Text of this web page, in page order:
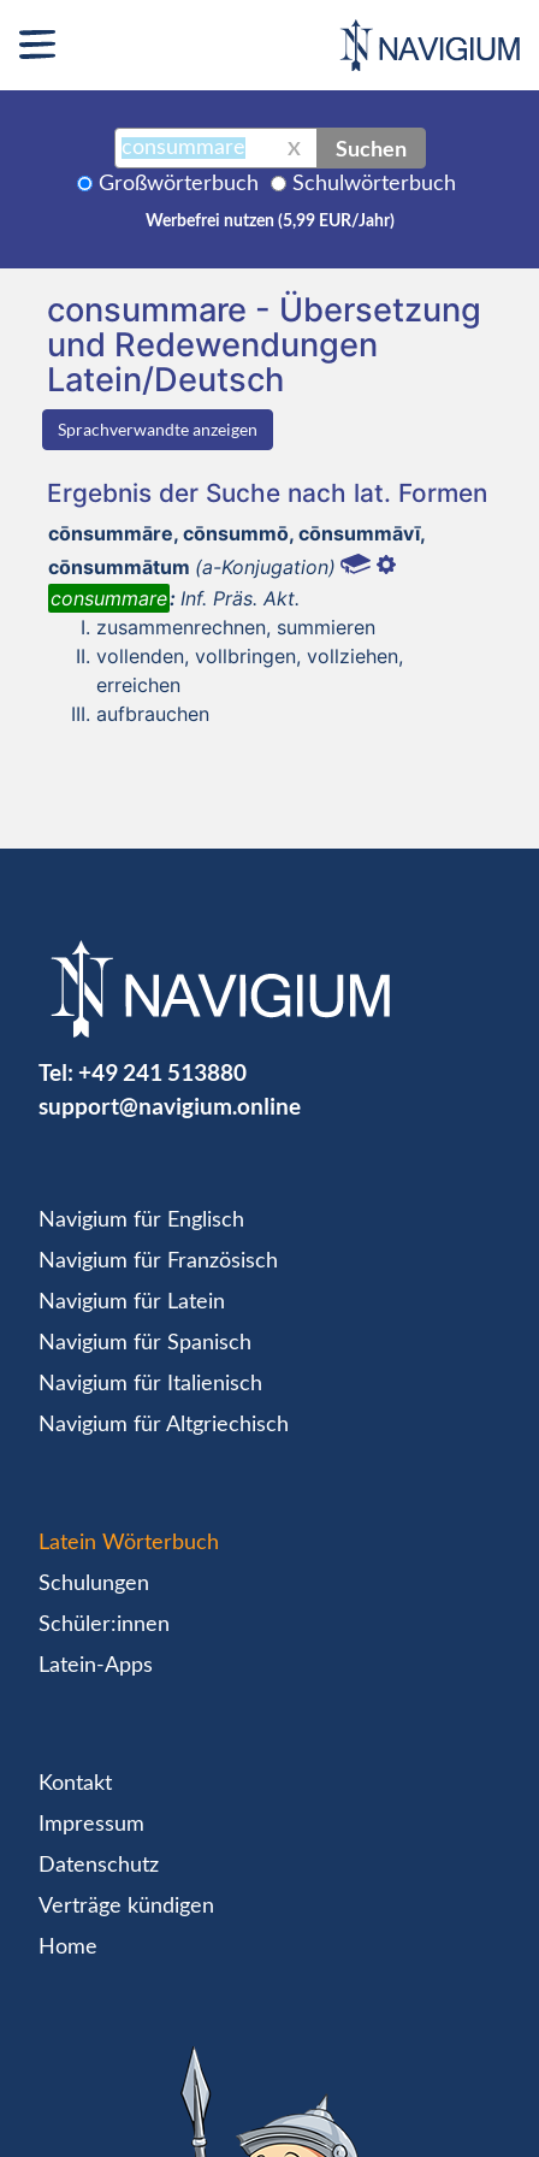
X Suchen
Großwörterbuch Schulwörterbuch
Werbefrei nutzen (5,99 EUR/Jahr)
consummare - Übersetzung
und Redewendungen
Latein/Deutsch
Sprachverwandte anzeigen
Ergebnis der Suche nach lat. Formen
cōnsummāre, cōnsummō, cōnsummāvī,
cōnsummātum (a-Konjugation)
consummare: Inf. Präs. Akt.
zusammenrechnen, summieren
vollenden, vollbringen, vollziehen,
erreichen
aufbrauchen
Tel: +49 241 513880
support@navigium.online
Navigium für Englisch
Navigium für Französisch
Navigium für Latein
Navigium für Spanisch
Navigium für Italienisch
Navigium für Altgriechisch
Latein Wörterbuch
Schulungen
Schüler:innen
Latein-Apps
Kontakt
Impressum
Datenschutz
Verträge kündigen
Home